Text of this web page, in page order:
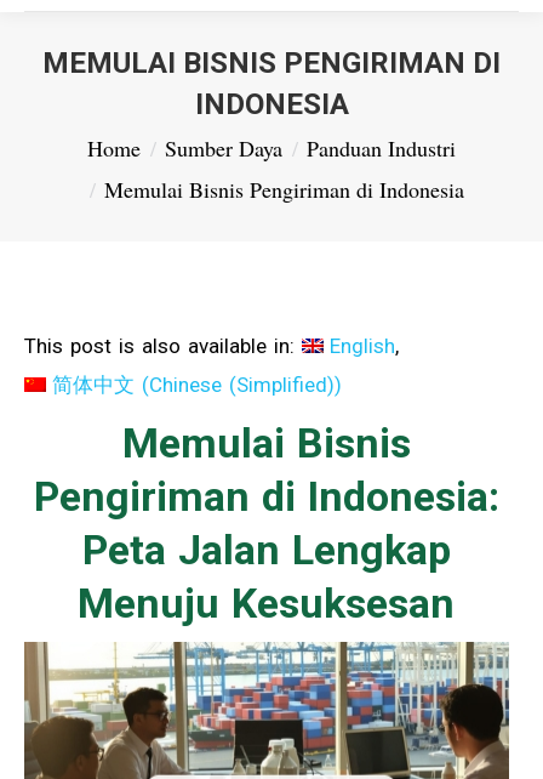
MEMULAI BISNIS PENGIRIMAN DI
INDONESIA
You are here:
Home Sumber Daya
Panduan Industri
Memulai Bisnis Pengiriman di Indonesia
This post is also available in:
English
简体中文 (Chinese (Simplified))
Memulai Bisnis
Pengiriman di Indonesia:
Peta Jalan Lengkap
Menuju Kesuksesan